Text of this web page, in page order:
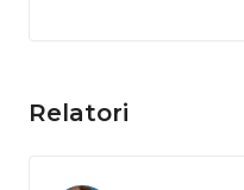
Relatori